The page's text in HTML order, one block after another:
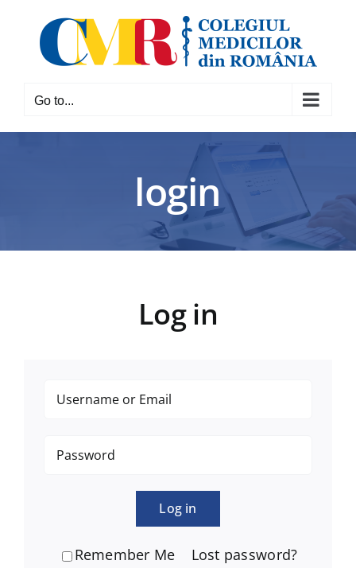
content
Go to...
login
Log in
Log in
Remember Me
Lost password?